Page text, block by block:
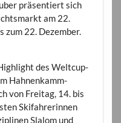
präsentiert sich
am 22.
zum 22. Dezember.
des Weltcup-
Hahnenkamm-
von Freitag, 14. bis
Skifahrerinnen
Slalom und